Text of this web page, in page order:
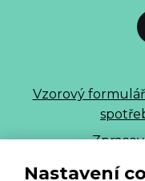
Nastavení
Vzorový